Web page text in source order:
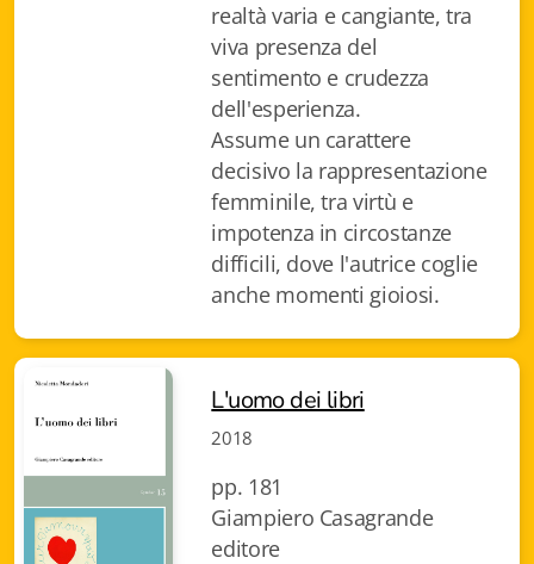
realtà varia e cangiante, tra
viva presenza del
sentimento e crudezza
dell'esperienza.
Assume un carattere
decisivo la rappresentazione
femminile, tra virtù e
impotenza in circostanze
difficili, dove l'autrice coglie
anche momenti gioiosi.
L'uomo dei libri
2018
pp. 181
Giampiero Casagrande
editore
Fidia. Artisti dei laghi. Itinerari europei
Fidia. Max Museo Chiasso
Fidia. Panoramas - Forces Vives par Jean Petit
Attualità & Studi
Tesi universitarie
Gottardo edizioni
Gottardo ed. Scrittori svizzeri